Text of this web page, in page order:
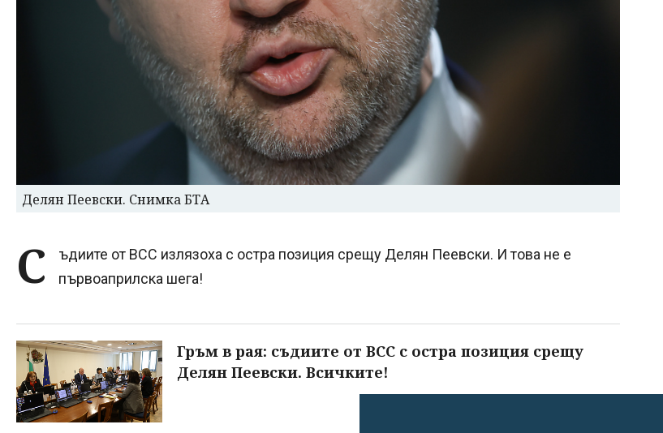
Делян Пеевски. Снимка БТА
С
ъдиите от ВСС излязоха с остра позиция срещу Делян Пеевски. И това не е
първоаприлска шега!
Гръм в рая: съдиите от ВСС с остра позиция срещу
Делян Пеевски. Всичките!